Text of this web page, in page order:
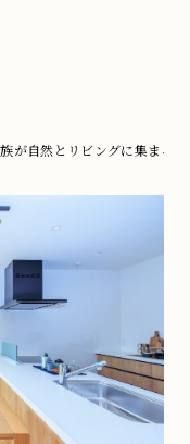
族が自然とリビングに集まる